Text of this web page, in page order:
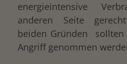
energieintensive
anderen Seite
beiden Gründen sollten
Angriff genommen